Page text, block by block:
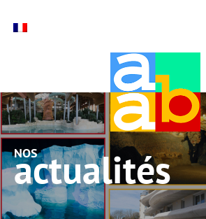
nos actualités